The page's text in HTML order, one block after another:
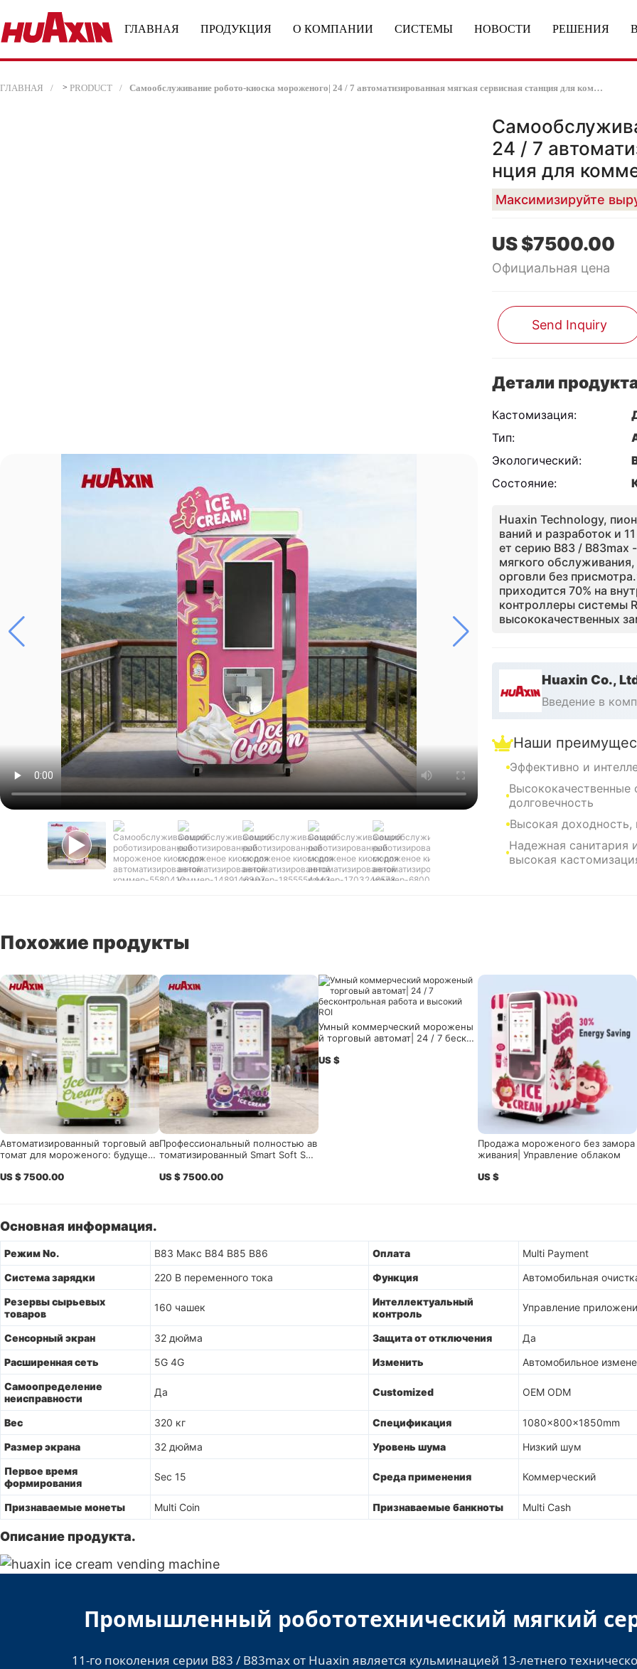
ГЛАВНАЯ ПРОДУКЦИЯ О КОМПАНИИ СИСТЕМЫ НОВОСТИ РЕШЕНИЯ
ГЛАВНАЯ > PRODUCT Самообслуживание робото-киоска мороженого| 24 / 7 автоматизированная мягкая сервисная станция для коммерческой прибыли
24 / 7
нция для
US $7500.00
Официальная цена
Send Inquiry
Детали
Кастомизация:
Тип:
Экологический:
Состояние:
Huaxin Technology,
ваний и разработок и
ет серию B83 / B83max
мягкого
орговли без
приходится 70% на
контроллеры системы
высококачественных
ря компактной
OE, Huaxin
механизм, который
Huaxin Co.,
Введение в
Наши
Эффективно и
Высококачественные
долговечность
Высокая
Надежная санитария
высокая
Похожие продукты
Автоматизированный торговый ав
томат для мороженого: будущее
US $ 7500.00
Профессиональный полностью ав
томатизированный Smart Soft Ser
- Высокоприбыльный киоск само
US $ 7500.00
Умный коммерческий морожены
й торговый автомат| 24 / 7 бескон
US $
Продажа мороженого без замора
живания| Управление облаком
US $
Основная информация.
Режим No. B83 Макс B84 B85 B86 Оплата
Multi Payment
Система зарядки
220 В переменного тока Функция
Автомобильная
Резервы сырьевых
товаров
160 чашек
Интеллектуальный
контроль
Управление
Сенсорный экран 32 дюйма Защита от отключения
Да
Расширенная сеть
5G 4G Изменить
Автомобильное
Самоопределение
неисправности
Да Customized OEM ODM
Вес 320 кг Спецификация
1080x800x1850mm
Размер экрана
32 дюйма Уровень шума
Низкий шум
Первое время
формирования
Sec 15 Среда применения Коммерческий
Признаваемые монеты Multi Coin Признаваемые банкноты Multi Cash
Описание продукта.
Промышленный робототехнический мягкий
11-го поколения серии B83 / B83max от Huaxin является кульминацией 13-летнего